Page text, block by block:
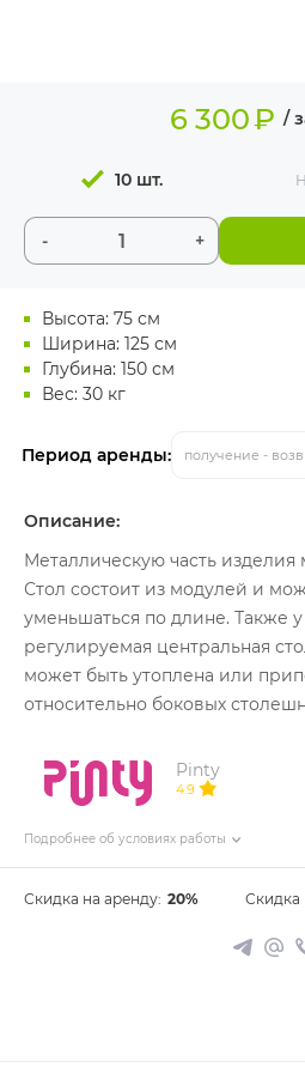
Высота: 75 см
Ширина: 125 см
Глубина: 150 см
Вес: 30 кг
Период аренды: получение -
6 300₽ /
- +
10 шт.
Описание:
Металлическую часть
Стол состоит из модулей и
уменьшаться по длине. Также
регулируемая центральная
может быть утоплена или
относительно боковых
Pinty
4.9
Подробнее об условиях работы
Скидка на аренду: 20% Скидка